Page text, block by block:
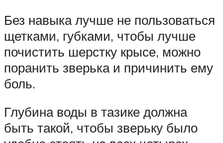
Без навыка лучше не пользоваться
щетками, губками, чтобы лучше
почистить шерстку крысе, можно
поранить зверька и причинить ему
боль.
Глубина воды в тазике должна
быть такой, чтобы зверьку было